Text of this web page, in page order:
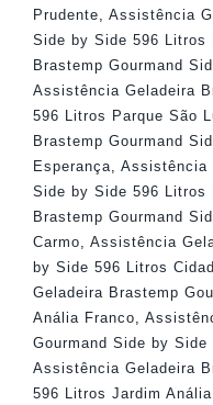
Prudente, Assistência
Side by Side 596 Litros
Brastemp Gourmand
Assistência Geladeira
596 Litros Parque São
Brastemp Gourmand
Esperança, Assistência
Side by Side 596 Litros
Brastemp Gourmand
Carmo, Assistência
by Side 596 Litros
Geladeira Brastemp
Anália Franco,
Gourmand Side by
Assistência Geladeira
596 Litros Jardim